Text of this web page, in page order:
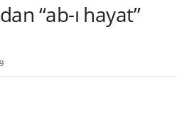
“ab-ı hayat”